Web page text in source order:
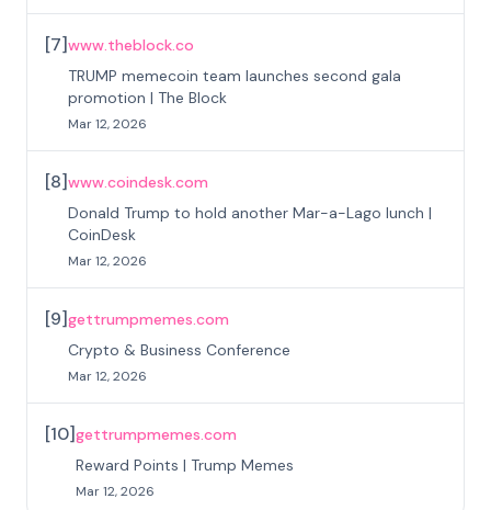
[7]www.theblock.co
TRUMP memecoin team launches second gala
promotion | The Block
Mar 12, 2026
[8]www.coindesk.com
Donald Trump to hold another Mar-a-Lago lunch |
CoinDesk
Mar 12, 2026
[9]gettrumpmemes.com
Crypto & Business Conference
Mar 12, 2026
[10]gettrumpmemes.com
Reward Points | Trump Memes
Mar 12, 2026